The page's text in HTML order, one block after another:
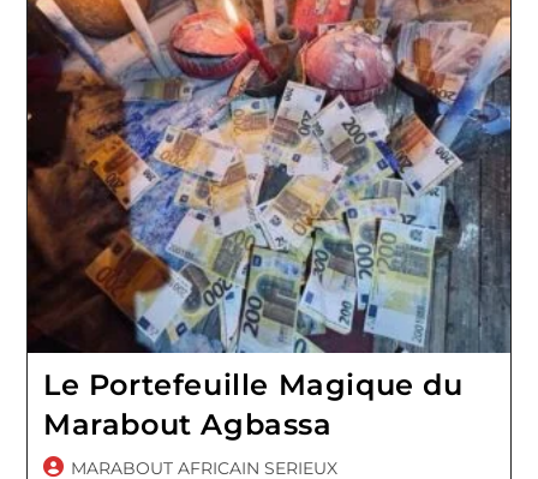
Le Portefeuille Magique du
Marabout Agbassa
Auteur/autrice
MARABOUT AFRICAIN SERIEUX